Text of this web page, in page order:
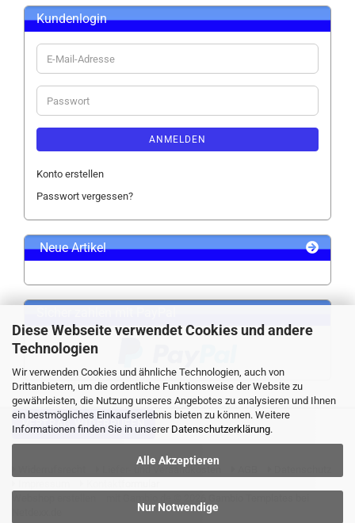
Diese Webseite verwendet Cookies und andere
Technologien
Wir verwenden Cookies und ähnliche Technologien, auch von
Drittanbietern, um die ordentliche Funktionsweise der Website zu
gewährleisten, die Nutzung unseres Angebotes zu analysieren und Ihnen
ein bestmögliches Einkaufserlebnis bieten zu können. Weitere
Informationen finden Sie in unserer Datenschutzerklärung.
Alle Akzeptieren
Nur Notwendige
Kundenlogin
E-
Mail-
Adresse
Passwort
ANMELDEN
Konto erstellen
Passwort vergessen?
Neue Artikel
VERTRAG WIDERRUFEN
Liefer- und Versandkosten